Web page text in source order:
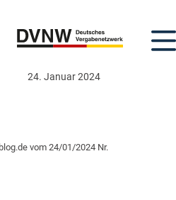
24. Januar 2024
vom 24/01/2024 Nr.